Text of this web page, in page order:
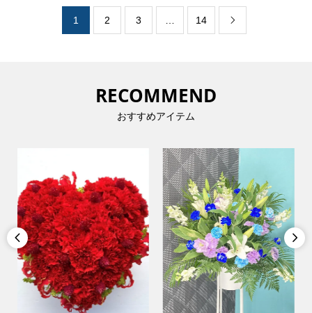
1 2 3 … 14 
RECOMMEND
おすすめアイテム
 